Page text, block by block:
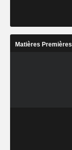
Matières Premières